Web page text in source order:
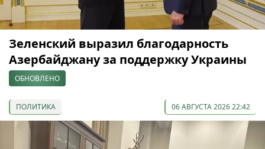
Зеленский выразил благодарность
Азербайджану за поддержку Украины
ОБНОВЛЕНО
ПОЛИТИКА 06 АВГУСТА 2026 22:42